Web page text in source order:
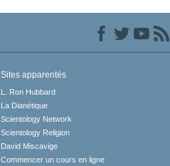
Sites apparentés
L. Ron Hubbard
La Dianétique
Scientology Network
Scientology Religion
David Miscavige
Commencer un cours en ligne